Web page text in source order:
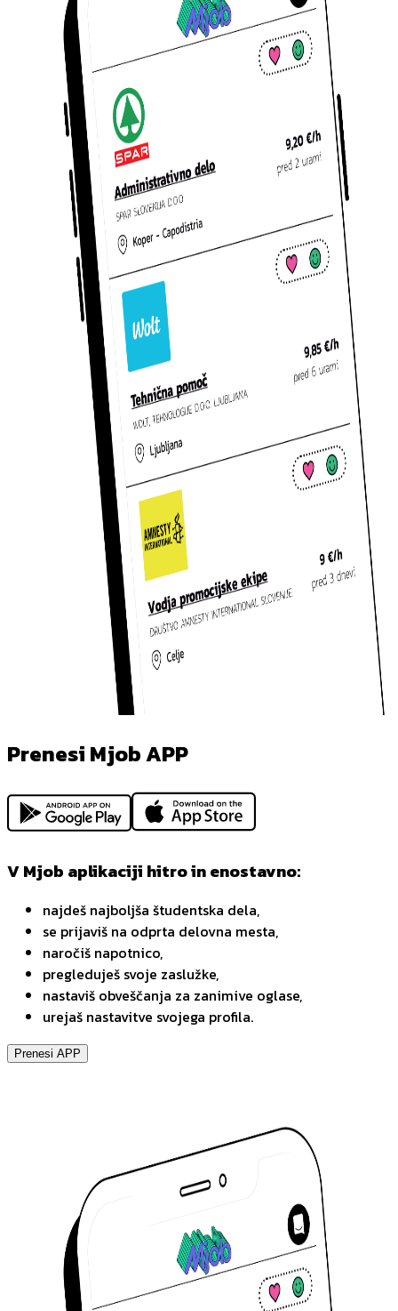
Prenesi Mjob APP
V Mjob aplikaciji hitro in enostavno:
najdeš najboljša študentska dela,
se prijaviš na odprta delovna mesta,
naročiš napotnico,
pregleduješ svoje zaslužke,
nastaviš obveščanja za zanimive oglase,
urejaš nastavitve svojega profila.
Prenesi APP